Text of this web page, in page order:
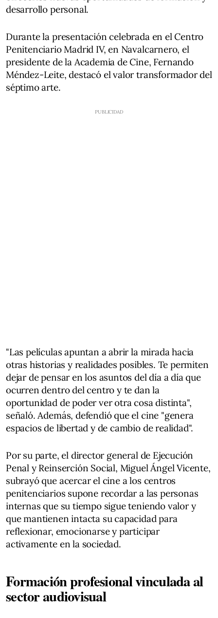
desarrollo personal.
Durante la presentación celebrada en el Centro
Penitenciario Madrid IV, en Navalcarnero, el
presidente de la Academia de Cine, Fernando
Méndez-Leite, destacó el valor transformador del
séptimo arte.
"Las películas apuntan a abrir la mirada hacia
otras historias y realidades posibles. Te permiten
dejar de pensar en los asuntos del día a día que
ocurren dentro del centro y te dan la
oportunidad de poder ver otra cosa distinta",
señaló. Además, defendió que el cine "genera
espacios de libertad y de cambio de realidad".
Por su parte, el director general de Ejecución
Penal y Reinserción Social, Miguel Ángel Vicente,
subrayó que acercar el cine a los centros
penitenciarios supone recordar a las personas
internas que su tiempo sigue teniendo valor y
que mantienen intacta su capacidad para
reflexionar, emocionarse y participar
activamente en la sociedad.
Formación profesional vinculada al
sector audiovisual